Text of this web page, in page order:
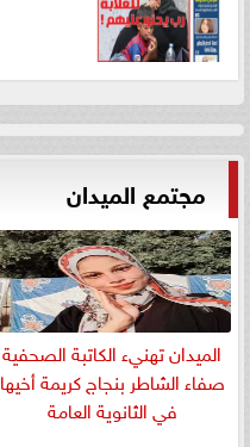
مجتمع الميدان
الميدان تهنيء الكاتبة الصحفية
صفاء الشاطر بنجاج كريمة أخيها
في الثانوية العامة